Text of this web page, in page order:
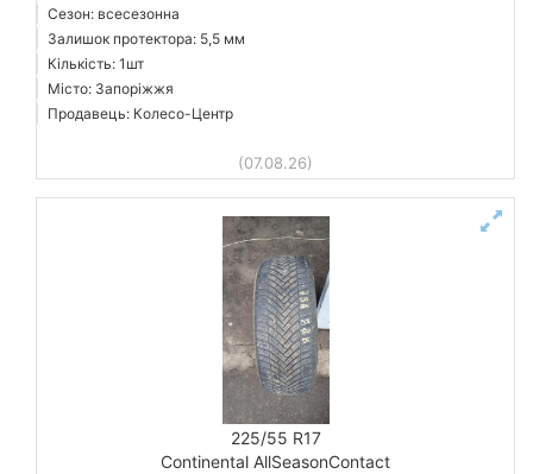
Сезон: всесезонна
Залишок протектора: 5,5 мм
Кількість: 1шт
Місто: Запоріжжя
Продавець: Колесо-Центр
(07.08.26)
225/55 R17
Continental AllSeasonContact